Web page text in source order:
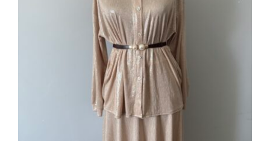
Kadın Sedef Parlak Düğmeli Gömlek
ve Etek Takım